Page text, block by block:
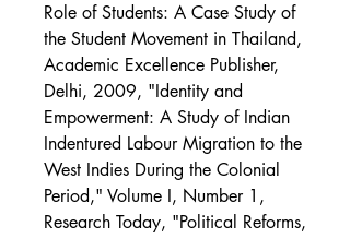
Role of Students: A Case Study of
the Student Movement in Thailand,
Academic Excellence Publisher,
Delhi, 2009, "Identity and
Empowerment: A Study of Indian
Indentured Labour Migration to the
West Indies During the Colonial
Period," Volume I, Number 1,
Research Today, "Political Reforms,